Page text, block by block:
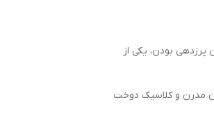
پرزدهی بودن، یکی از
مدرن و کلاسیک دوخت